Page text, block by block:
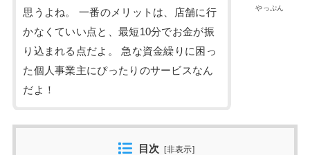
やっぷん
思うよね。 一番のメリットは、店舗に行
かなくていい点と、最短10分でお金が振
り込まれる点だよ。 急な資金繰りに困っ
た個人事業主にぴったりのサービスなん
だよ！
目次 [非表示]